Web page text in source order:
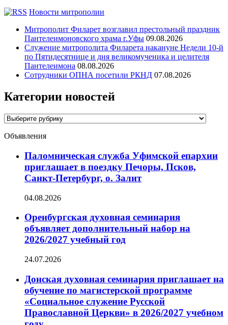
Новости митрополии
Митрополит Филарет возглавил престольный праздник
Пантелеимоновского храма г.Уфы 09.08.2026
Служение митрополита Филарета накануне Недели 10-й
по Пятидесятнице и дня великомученика и целителя
Пантелеимона 08.08.2026
Сотрудники ОПНА посетили РКНД 07.08.2026
Категории новостей
Категории
Объявления
Паломническая служба Уфимской епархии
приглашает в поездку Печоры, Псков,
Санкт-Петербург, о. Залит
04.08.2026
Оренбургская духовная семинария
объявляет дополнительный набор на
2026/2027 учебный год
24.07.2026
Донская духовная семинария приглашает на
обучение по магистерской программе
«Социальное служение Русской
Православной Церкви» в 2026/2027 учебном